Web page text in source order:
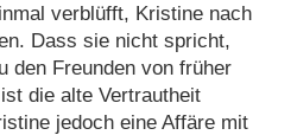
verblüfft, Kristine nach
Dass sie nicht spricht,
den Freunden von früher
die alte Vertrautheit
jedoch eine Affäre mit